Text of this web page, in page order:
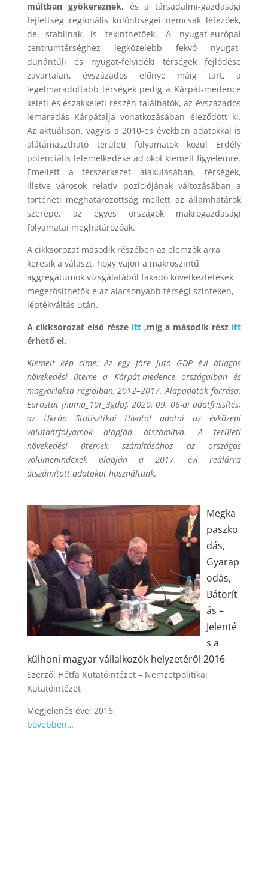
múltban gyökereznek, és a társadalmi-gazdasági
fejlettség regionális különbségei nemcsak létezőek,
de stabilnak is tekinthetőek. A nyugat-európai
centrumtérséghez legközelebb fekvő nyugat-
dunántúli és nyugat-felvidéki térségek fejlődése
zavartalan, évszázados előnye máig tart, a
legelmaradottabb térségek pedig a Kárpát-medence
keleti és északkeleti részén találhatók, az évszázados
lemaradás Kárpátalja vonatkozásában éleződött ki.
Az aktuálisan, vagyis a 2010-es években adatokkal is
alátámasztható területi folyamatok közül Erdély
potenciális felemelkedése ad okot kiemelt figyelemre.
Emellett a térszerkezet alakulásában, térségek,
illetve városok relatív pozíciójának változásában a
történeti meghatározottság mellett az államhatárok
szerepe, az egyes országok makrogazdasági
folyamatai meghatározóak.
A cikksorozat második részében az elemzők arra
keresik a választ, hogy vajon a makroszintű
aggregátumok vizsgálatából fakadó következtetések
megerősíthetők-e az alacsonyabb térségi szinteken,
léptékváltás után.
A cikksorozat első része itt,míg a második rész itt
érhető el.
Kiemelt kép címe: Az egy főre jutó GDP évi átlagos
növekedési üteme a Kárpát-medence országaiban és
magyarlakta régióiban, 2012–2017. Alapadatok forrása:
Eurostat [nama_10r_3gdp], 2020. 09. 06-ai adatfrissítés;
az Ukrán Statisztikai Hivatal adatai az évközepi
valutaárfolyamok alapján átszámítva. A területi
növekedési ütemek számításához az országos
volumenindexek alapján a 2017. évi reálárra
átszámított adatokat használtunk.
Megka
paszko
dás,
Gyarap
odás,
Bátorít
ás –
Jelenté
s a
külhoni magyar vállalkozók helyzetéről 2016
Szerző: Hétfa Kutatóintézet – Nemzetpolitikai
Kutatóintézet
Megjelenés éve: 2016
bővebben…